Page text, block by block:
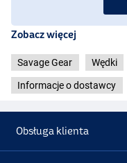
Zobacz więcej
Savage Gear Wędki
Informacje o dostawcy
Obsługa klienta